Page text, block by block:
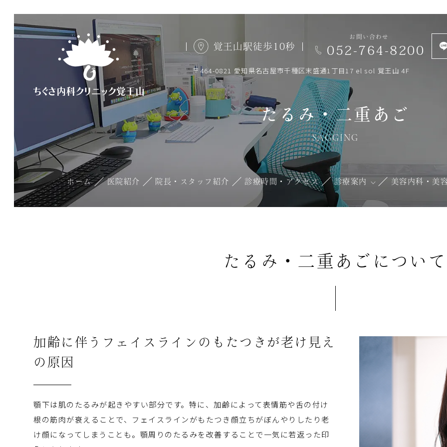
覚王山駅徒歩10秒
お問い合わせ
052-764-8200
〒464-0821 愛知県名古屋市千種区末盛通1丁目17 el sol 覚王山 4F
たるみ・二重あご
SAGGING
ホーム 医院紹介 院長・スタッフ紹介 診療時間・アクセス 診療案内 美容内科・美
たるみ・二重あごについて
加齢に伴うフェイスラインのもたつきが老け見え
の原因
顎下は肌のたるみが起きやすい部分です。特に、加齢によって表情筋や舌の付け
根の筋肉が衰えることで、フェイスラインがもたつき顔立ちがぼんやりしたり老
け顔になってしまうことも。顎周りのたるみを改善することで一気に若返った印